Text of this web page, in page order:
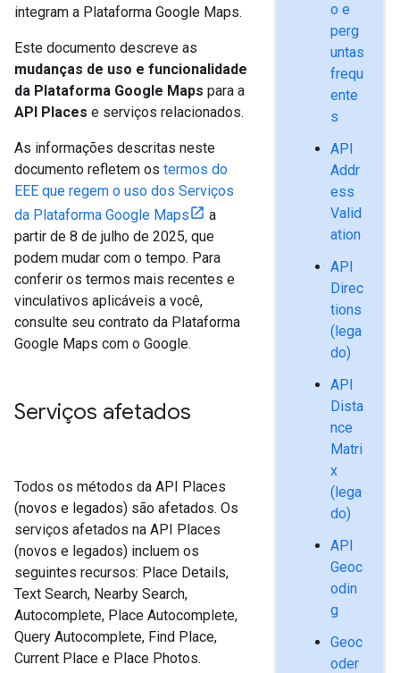
o e
perg
untas
frequ
ente
s
API
Addr
ess
Valid
ation
API
Direc
tions
(lega
do)
API
Dista
nce
Matri
x
(lega
do)
API
Geoc
odin
g
Geoc
oder
integram a Plataforma Google Maps.
Este documento descreve as
mudanças de uso e funcionalidade
da Plataforma Google Maps para a
API Places e serviços relacionados.
As informações descritas neste
documento refletem os termos do
EEE que regem o uso dos Serviços
da Plataforma Google Maps
a
partir de 8 de julho de 2025, que
podem mudar com o tempo. Para
conferir os termos mais recentes e
vinculativos aplicáveis a você,
consulte seu contrato da Plataforma
Google Maps com o Google.
Serviços afetados
Todos os métodos da API Places
(novos e legados) são afetados. Os
serviços afetados na API Places
(novos e legados) incluem os
seguintes recursos: Place Details,
Text Search, Nearby Search,
Autocomplete, Place Autocomplete,
Query Autocomplete, Find Place,
Current Place e Place Photos.